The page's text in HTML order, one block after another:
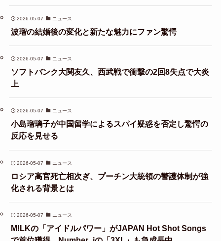
2026-05-07 ニュース
波瑠の結婚後の変化と新たな魅力にファン驚愕
2026-05-07 ニュース
ソフトバンク大関友久、西武戦で衝撃の2回8失点で大炎
上
2026-05-07 ニュース
小島瑠璃子が中国留学によるスパイ疑惑を否定し驚愕の
反応を見せる
2026-05-07 ニュース
ロシア高官死亡相次ぎ、プーチン大統領の警護体制が強
化される背景とは
2026-05-07 ニュース
M!LKの「アイドルパワー」がJAPAN Hot Shot Songs